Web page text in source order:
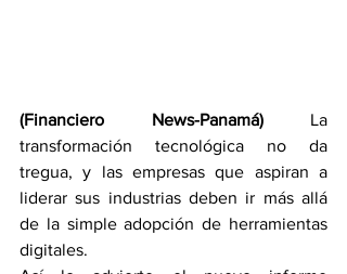
(Financiero News-Panamá) La
transformación tecnológica no da
tregua, y las empresas que aspiran a
liderar sus industrias deben ir más allá
de la simple adopción de herramientas
digitales.